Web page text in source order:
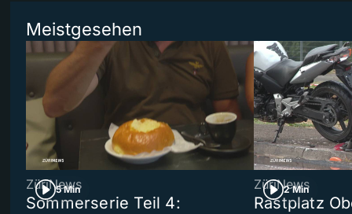
Meistgesehen
5 Min
ZüriNews
Sommerserie Teil 4:
2 Min
ZüriNews
Rastplatz